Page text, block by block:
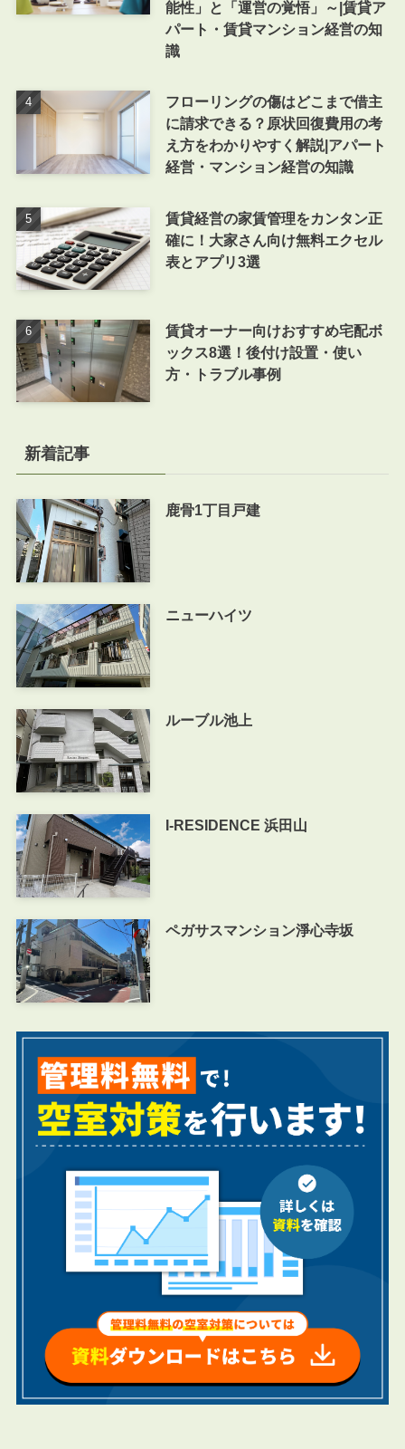
能性」と「運営の覚悟」～|賃貸ア
パート・賃貸マンション経営の知
識
フローリングの傷はどこまで借主
に請求できる？原状回復費用の考
え方をわかりやすく解説|アパート
経営・マンション経営の知識
賃貸経営の家賃管理をカンタン正
確に！大家さん向け無料エクセル
表とアプリ3選
賃貸オーナー向けおすすめ宅配ボ
ックス8選！後付け設置・使い
方・トラブル事例
新着記事
鹿骨1丁目戸建
ニューハイツ
ルーブル池上
I-RESIDENCE 浜田山
ペガサスマンション淨心寺坂